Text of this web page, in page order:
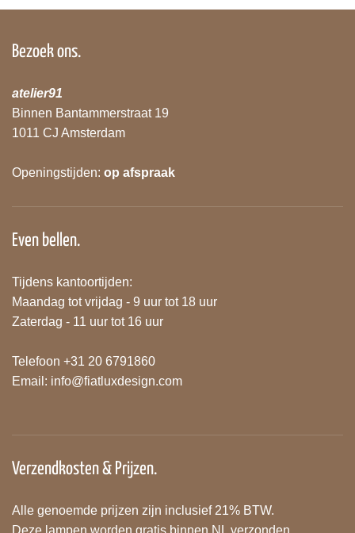
Bezoek ons.
atelier91
Binnen Bantammerstraat 19
1011 CJ Amsterdam
Openingstijden: op afspraak
Even bellen.
Tijdens kantoortijden:
Maandag tot vrijdag - 9 uur tot 18 uur
Zaterdag - 11 uur tot 16 uur
Telefoon +31 20 6791860
Email: info@fiatluxdesign.com
Verzendkosten & Prijzen.
Alle genoemde prijzen zijn inclusief 21% BTW.